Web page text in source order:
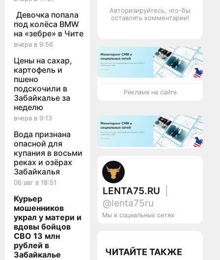
Девочка попала
под колёса BMW
на «зебре» в Чите
вчера в 9:56
Цены на сахар,
картофель и
пшено
подскочили в
Забайкалье за
неделю
вчера в 9:13
Вода признана
опасной для
купания в восьми
реках и озёрах
Забайкалья
06 авг в 18:51
Курьер
мошенников
украл у матери и
вдовы бойцов
СВО 13 млн
рублей в
Забайкалье
Авторизируйтесь, что-бы
оставлять комментарии!
Реклама на сайте
LENTA75.RU
@lenta75ru
Мы в социальных сетях
ЧИТАЙТЕ ТАКЖЕ